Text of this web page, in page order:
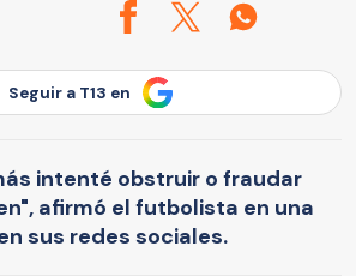
Seguir a T13 en
intenté obstruir o fraudar
afirmó el futbolista en una
sus redes sociales.